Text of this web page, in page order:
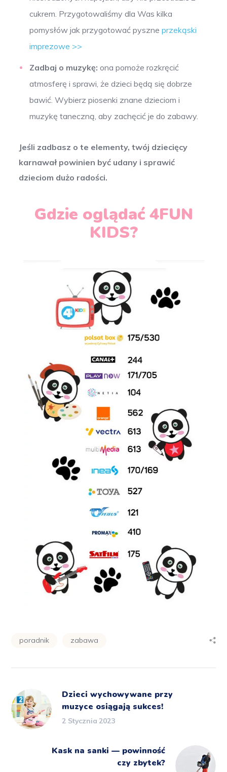
cukrem. Przygotowaliśmy dla Was kilka
pomysłów jak przygotować pyszneprzekąski
imprezowe >>
Zadbaj o muzykę: ona pomoże rozkręcić
atmosferę i sprawi, że dzieci będą się dobrze
bawić. Wybierz piosenki znane dzieciom i
muzykę taneczną, aby zachęcić je do zabawy.
Jeśli zadbasz o te elementy, twój dziecięcy
karnawał powinien być udany i sprawić
dzieciom dużo radości.
Gdzie oglądać 4FUN
KIDS?
poradnik zabawa
Dzieci wychowywane przy
muzyce osiągają sukces!
2 Stycznia 2023
Kask na sanki — powinność
czy zbytek?